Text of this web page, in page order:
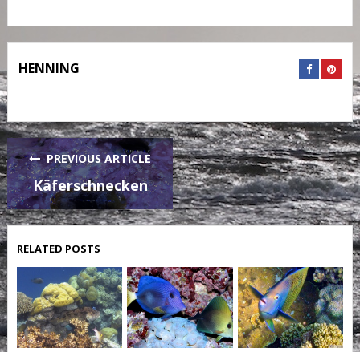
HENNING
PREVIOUS ARTICLE
Käferschnecken
RELATED POSTS